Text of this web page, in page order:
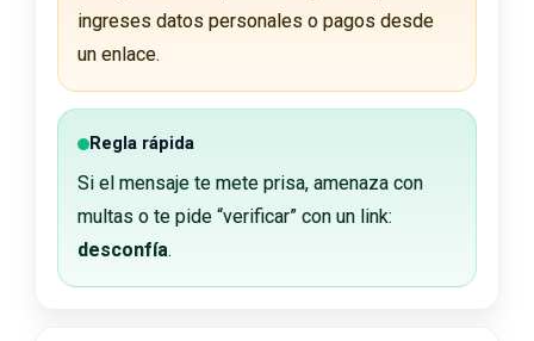
ingreses datos personales o pagos desde
un enlace.
Regla rápida
Si el mensaje te mete prisa, amenaza con
multas o te pide “verificar” con un link:
desconfía.